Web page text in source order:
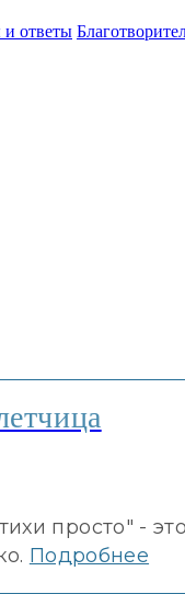
ответы
просто" -
Подробнее